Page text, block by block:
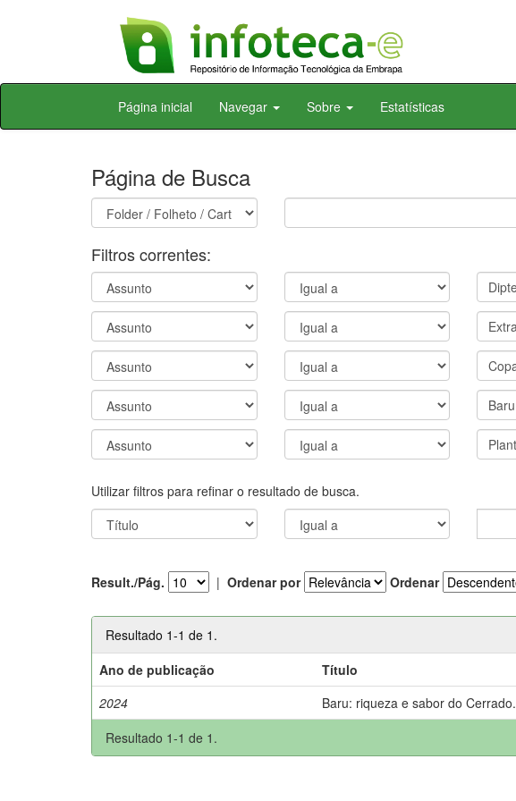
Skip
Página inicial Navegar Sobre Estatísticas
Página de Busca
Filtros correntes:
Utilizar filtros para refinar o resultado de busca.
Result./Pág. | Ordenar por Ordenar
Resultado 1-1 de 1.
Ano de publicação
Título
2024
Baru: riqueza e sabor do Cerrado.
Resultado 1-1 de 1.